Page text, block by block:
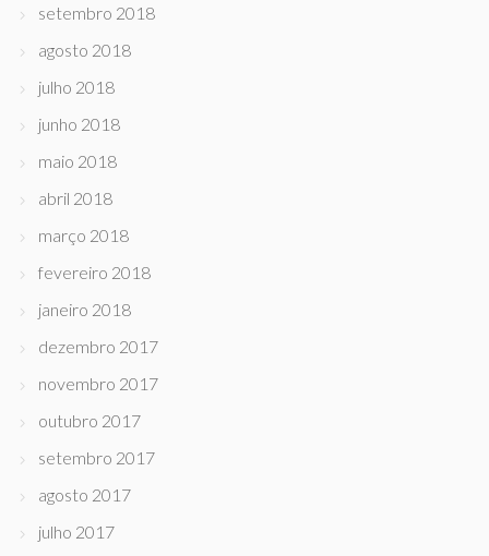
setembro 2018
agosto 2018
julho 2018
junho 2018
maio 2018
abril 2018
março 2018
fevereiro 2018
janeiro 2018
dezembro 2017
novembro 2017
outubro 2017
setembro 2017
agosto 2017
julho 2017